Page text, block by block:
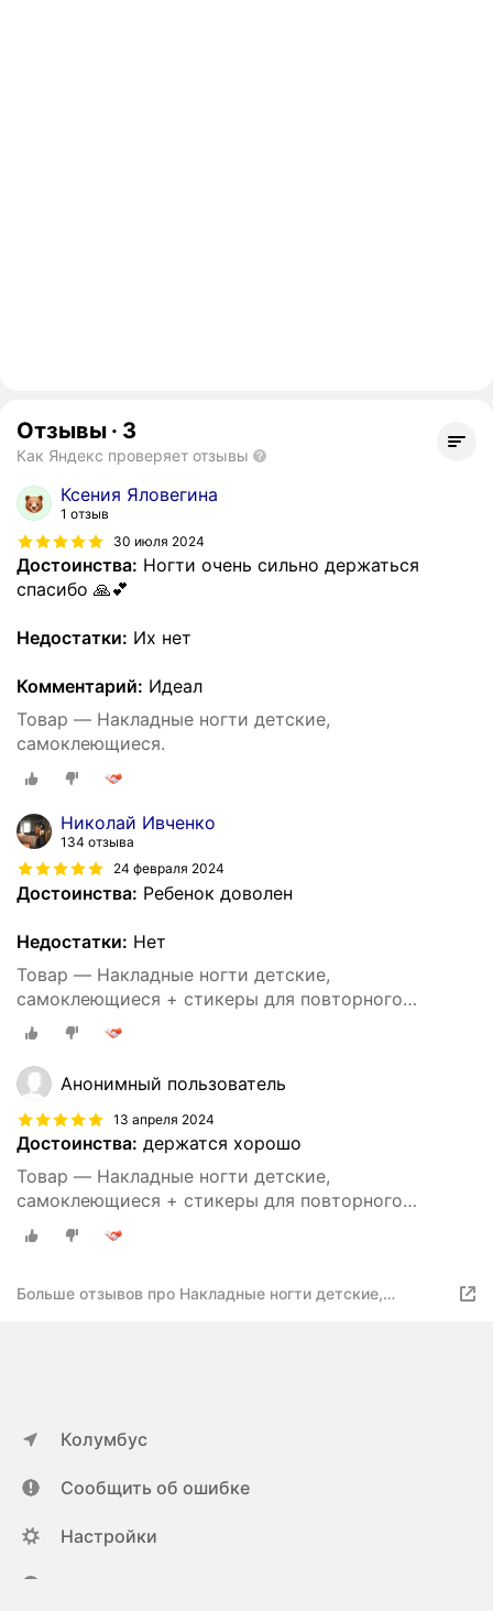
Отзывы · 3
Как Яндекс проверяет отзывы
Ксения Яловегина
1 отзыв
30 июля 2024
Достоинства: Ногти очень сильно держаться
спасибо 🙏💕
Недостатки: Их нет
Комментарий: Идеал
Товар — Накладные ногти детские,
самоклеющиеся.
Николай Ивченко
134 отзыва
24 февраля 2024
Достоинства: Ребенок доволен
Недостатки: Нет
Товар — Накладные ногти детские,
самоклеющиеся + стикеры для повторного
использования.
Анонимный пользователь
13 апреля 2024
Достоинства: держатся хорошо
Товар — Накладные ногти детские,
самоклеющиеся + стикеры для повторного
использования.
Больше отзывов про Накладные ногти детские,
Колумбус
Сообщить об ошибке
Настройки